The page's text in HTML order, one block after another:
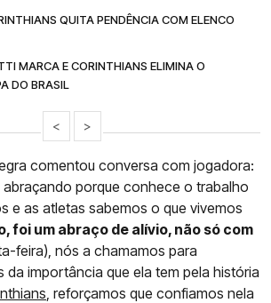
QUITA PENDÊNCIA COM ELENCO
MARCA E CORINTHIANS ELIMINA O
DO BRASIL
< >
comentou conversa com jogadora:
porque conhece o trabalho
e as atletas sabemos o que vivemos
foi um abraço de alívio, não só com
feira), nós a chamamos para
da importância que ela tem pela história
, reforçamos que confiamos nela